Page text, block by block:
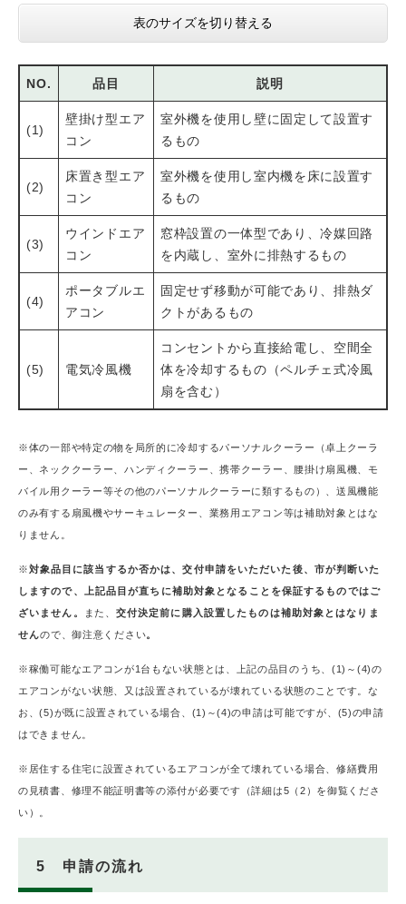
表のサイズを切り替える
NO. 品目 説明
(1)
壁掛け型エア
コン
室外機を使用し壁に固定して設置す
るもの
(2)
床置き型エア
コン
室外機を使用し室内機を床に設置す
るもの
(3)
ウインドエア
コン
窓枠設置の一体型であり、冷媒回路
を内蔵し、室外に排熱するもの
(4)
ポータブルエ
アコン
固定せず移動が可能であり、排熱ダ
クトがあるもの
(5) 電気冷風機
コンセントから直接給電し、空間全
体を冷却するもの（ペルチェ式冷風
扇を含む）
※体の一部や特定の物を局所的に冷却するパーソナルクーラー（卓上クーラ
ー、ネッククーラー、ハンディクーラー、携帯クーラー、腰掛け扇風機、モ
バイル用クーラー等その他のパーソナルクーラーに類するもの）、送風機能
のみ有する扇風機やサーキュレーター、業務用エアコン等は補助対象とはな
りません。
※対象品目に該当するか否かは、交付申請をいただいた後、市が判断いた
しますので、上記品目が直ちに補助対象となることを保証するものではご
ざいません。
また、 交付決定前に購入設置したものは補助対象とはなりま
せんので、御注意ください。
※稼働可能なエアコンが1台もない状態とは、上記の品目のうち、(1)～(4)の
エアコンがない状態、又は設置されているが壊れている状態のことです。な
お、(5)が既に設置されている場合、(1)～(4)の申請は可能ですが、(5)の申請
はできません。
※居住する住宅に設置されているエアコンが全て壊れている場合、修繕費用
の見積書、修理不能証明書等の添付が必要です（詳細は5（2）を御覧くださ
い）。
5 申請の流れ